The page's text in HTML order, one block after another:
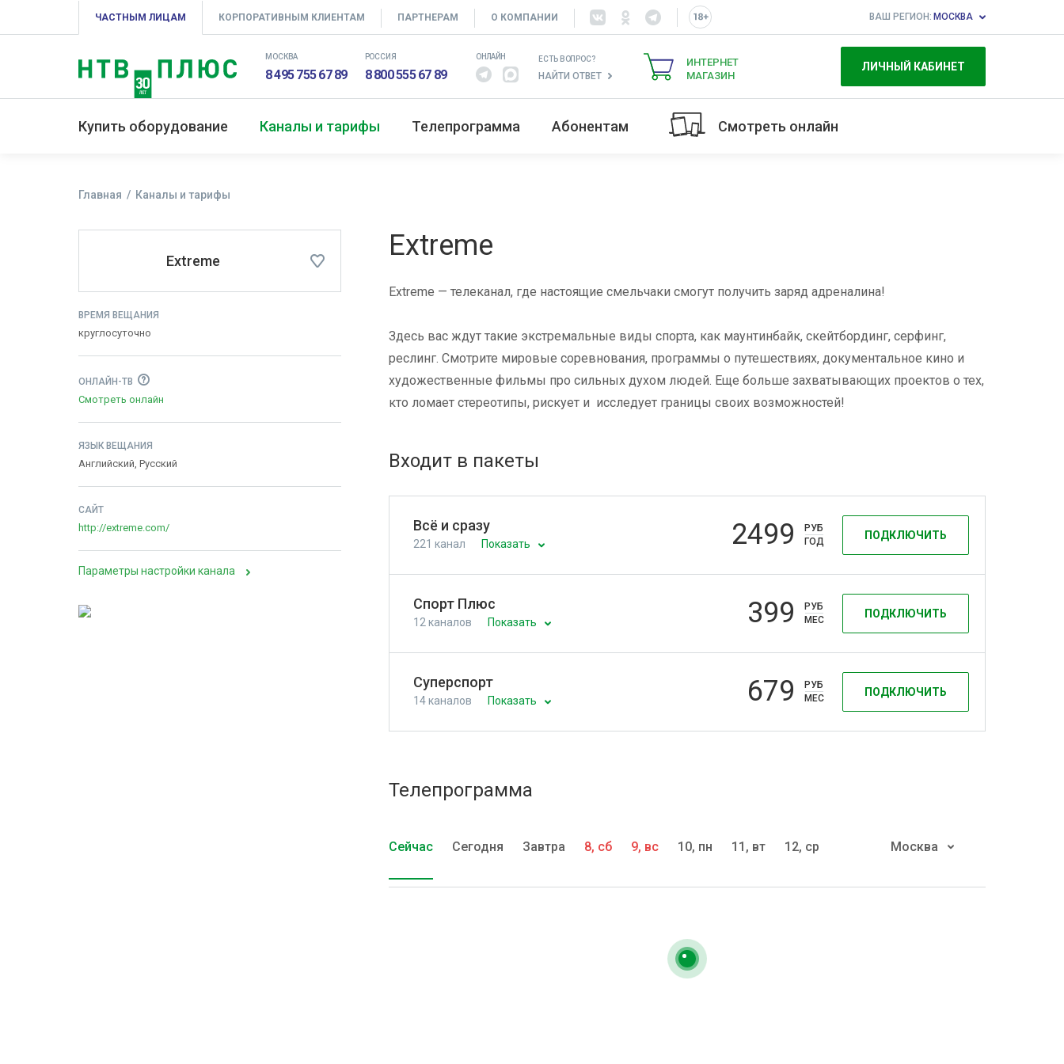
ЧАСТНЫМ ЛИЦАМ КОРПОРАТИВНЫМ КЛИЕНТАМ ПАРТНЕРАМ О КОМПАНИИ ВАШ РЕГИОН: МОСКВА
МОСКВА
8 495 755 67 89
РОССИЯ
8 800 555 67 89
ОНЛАЙН ЕСТЬ ВОПРОС?
НАЙТИ ОТВЕТ
ИНТЕРНЕТ
МАГАЗИН
ЛИЧНЫЙ КАБИНЕТ
Купить оборудование Каналы и тарифы Телепрограмма Абонентам Смотреть онлайн
Главная Каналы и тарифы
Extreme
ВРЕМЯ ВЕЩАНИЯ
круглосуточно
ОНЛАЙН-ТВ
Смотреть онлайн
ЯЗЫК ВЕЩАНИЯ
Английский, Русский
САЙТ
http://extreme.com/
Параметры настройки канала
Extreme
Extreme — телеканал, где настоящие смельчаки смогут получить заряд адреналина!
Здесь вас ждут такие экстремальные виды спорта, как маунтинбайк, скейтбординг, серфинг,
реслинг. Смотрите мировые соревнования, программы о путешествиях, документальное кино и
художественные фильмы про сильных духом людей. Еще больше захватывающих проектов о тех,
кто ломает стереотипы, рискует и исследует границы своих возможностей!
Входит в пакеты
Всё и сразу
221 канал Показать
ПОДКЛЮЧИТЬ
2499
РУБ
ГОД
Спорт Плюс
12 каналов Показать
ПОДКЛЮЧИТЬ
399
РУБ
МЕС
Суперспорт
14 каналов Показать
ПОДКЛЮЧИТЬ
679
РУБ
МЕС
Телепрограмма
Сейчас Сегодня Завтра 8, сб 9, вс 10, пн 11, вт 12, ср Москва